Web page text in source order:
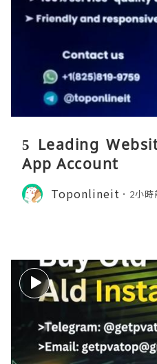
5 Leading
App Account
Toponlineit 2小時